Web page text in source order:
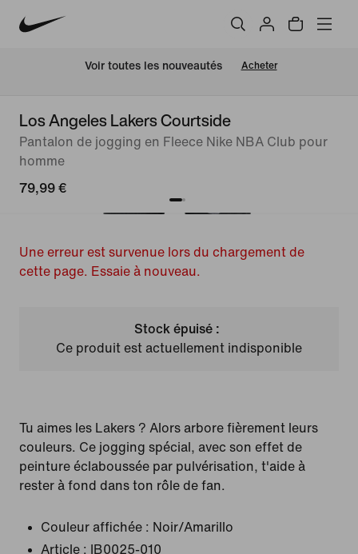
Voir toutes les nouveautés Acheter
Los Angeles Lakers Courtside
Pantalon de jogging en Fleece Nike NBA Club pour
homme
79,99 €
Une erreur est survenue lors du chargement de
cette page. Essaie à nouveau.
Stock épuisé :
Ce produit est actuellement indisponible
Tu aimes les Lakers ? Alors arbore fièrement leurs
couleurs. Ce jogging spécial, avec son effet de
peinture éclaboussée par pulvérisation, t'aide à
rester à fond dans ton rôle de fan.
Couleur affichée : Noir/Amarillo
Article :
IB0025-010